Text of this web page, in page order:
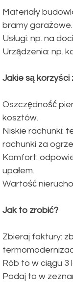
Materiały
bramy garażowe.
Usługi: np. na
Urządzenia: np.
​Jakie są korzyści
​Oszczędność
kosztów.
Niskie rachunki:
rachunki za
Komfort:
upałem.
​Wartość
​Jak to zrobić?
​Zbieraj faktury:
Rób to w ciągu 3
Podaj to w